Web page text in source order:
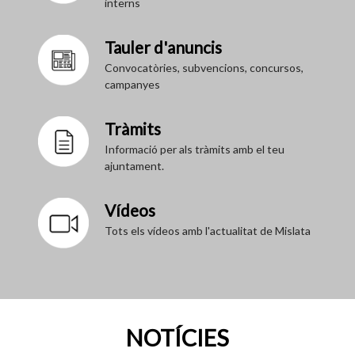
Tauler d'anuncis
Convocatòries, subvencions, concursos,
campanyes
Tràmits
Informació per als tràmits amb el teu
ajuntament.
Vídeos
Tots els vídeos amb l'actualitat de Mislata
NOTÍCIES